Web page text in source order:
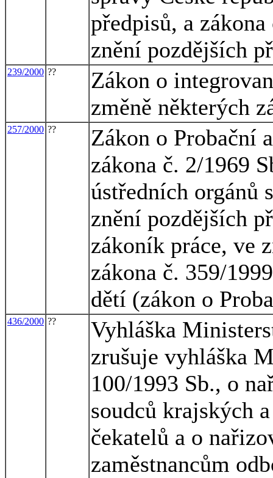
předpisů, a
znění pozdějších
239/2000 ??
Zákon o
změně některých
257/2000 ??
Zákon o Probační
zákona č. 2/1969
ústředních orgánů
znění pozdějších
zákoník práce, ve
zákona č. 359/
dětí (zákon o
436/2000 ??
Vyhláška
zrušuje vyhláška
100/1993 Sb., o
soudců krajských
čekatelů a o
zaměstnancům